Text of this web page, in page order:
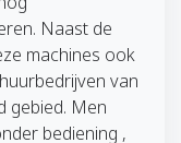
Naast de
machines ook
van
gebied. Men
bediening ,